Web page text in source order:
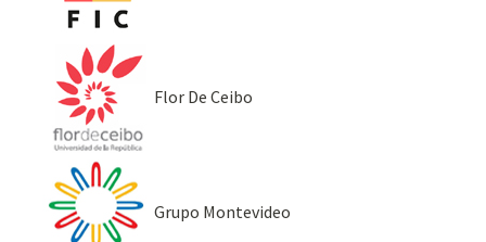
Flor De Ceibo
Grupo Montevideo